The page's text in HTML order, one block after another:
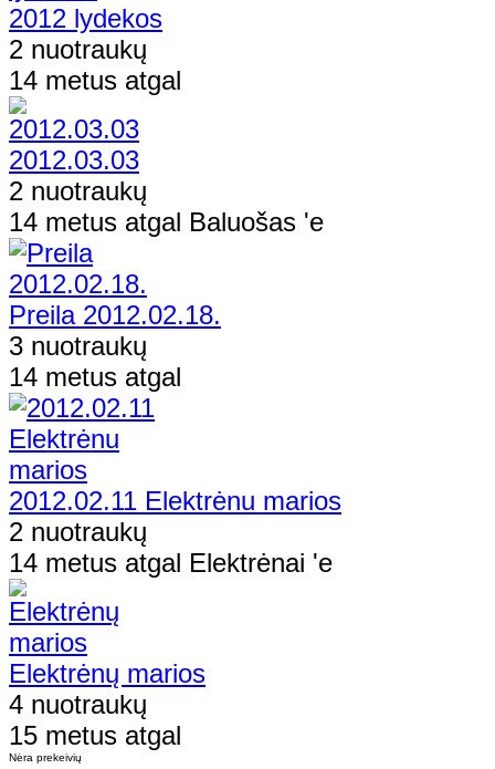
2012 lydekos
2 nuotraukų
14 metus atgal
2012.03.03
2 nuotraukų
14 metus atgal Baluošas 'e
Preila 2012.02.18.
3 nuotraukų
14 metus atgal
2012.02.11 Elektrėnu marios
2 nuotraukų
14 metus atgal Elektrėnai 'e
Elektrėnų marios
4 nuotraukų
15 metus atgal
Nėra prekeivių